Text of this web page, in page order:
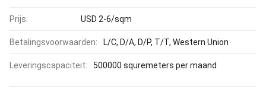
Prijs: USD 2-6/sqm
Betalingsvoorwaarden: L/C, D/A, D/P, T/T, Western Union
Leveringscapaciteit: 500000 squremeters per maand